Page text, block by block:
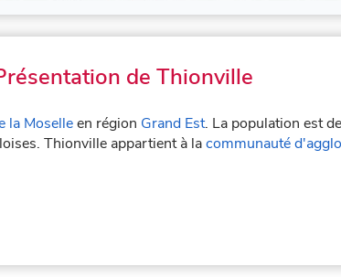
de Thionville
la Moselleen région Grand Est. La population est
Thionville appartient à lacommunauté